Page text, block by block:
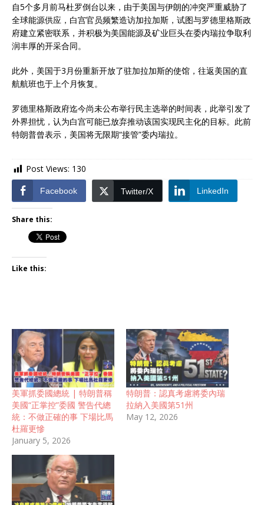
自5个多月前马杜罗倒台以来，由于美国与伊朗的冲突严重威胁了
全球能源供应，白宫官员频繁造访加拉加斯，试图与罗德里格斯政
府建立紧密联系，并积极为美国能源及矿业巨头在委内瑞拉争取利
润丰厚的开采合同。
此外，美国于3月份重新开放了驻加拉加斯的使馆，往返美国的直
航航班也于上个月恢复。
罗德里格斯政府迄今尚未公布举行民主选举的时间表，此举引发了
外界担忧，认为白宫可能已放弃推动该国实现民主化的目标。此前
特朗普曾表示，美国将无限期“接管”委内瑞拉。
Post Views: 130
Facebook Twitter/X LinkedIn
Share this:
Like this:
美軍抓委國總統 | 特朗普稱
美國“正掌控”委國 警告代總
統：不做正確的事 下場比馬
杜羅更慘
January 5, 2026
特朗普：認真考慮將委內瑞
拉納入美國第51州
May 12, 2026